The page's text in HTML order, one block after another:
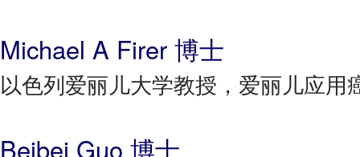
Michael A Firer 博士
以色列爱丽儿大学教授，爱丽儿应用
Beibei Guo 博士